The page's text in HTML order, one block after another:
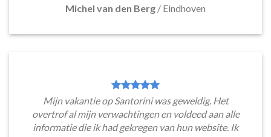
Michel van den Berg / Eindhoven
Mijn vakantie op Santorini was geweldig. Het
overtrof al mijn verwachtingen en voldeed aan alle
informatie die ik had gekregen van hun website. Ik